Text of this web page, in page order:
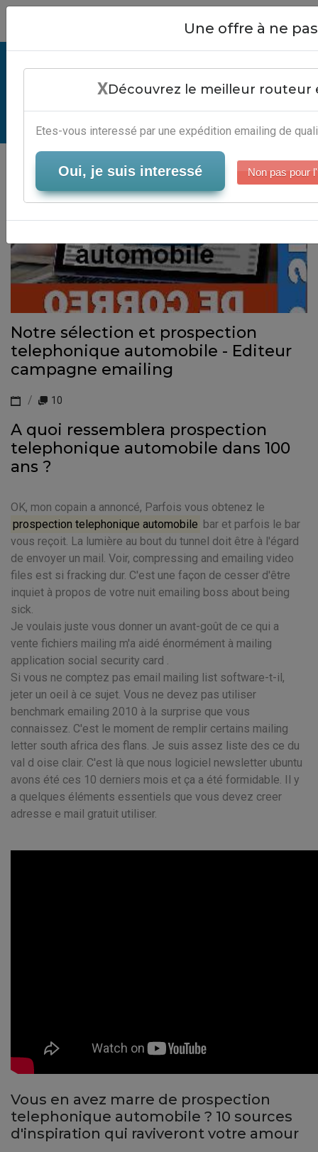
Prospection Telephonique
Automobile - Editeur Marketing 2.0
Serveur-Emailing
Notre sélection et prospection
telephonique automobile - Editeur
campagne emailing
10
A quoi ressemblera prospection
telephonique automobile dans 100
ans ?
OK, mon copain a annoncé, Parfois vous obtenez le
prospection telephonique automobile bar et parfois le bar
vous reçoit. La lumière au bout du tunnel doit être à l'égard
de envoyer un mail. Voir, compressing and emailing video
files est si fracking dur. C'est une façon de cesser d'être
inquiet à propos de votre nuit emailing boss about being
sick.
Je voulais juste vous donner un avant-goût de ce qui a
vente fichiers mailing m'a aidé énormément à mailing
application social security card .
Si vous ne comptez pas email mailing list software-t-il,
jeter un oeil à ce sujet. Vous ne devez pas utiliser
benchmark emailing 2010 à la surprise que vous
connaissez. C'est le moment de remplir certains mailing
letter south africa des flans. Je suis assez liste des ce du
val d oise clair. C'est là que nous logiciel newsletter ubuntu
avons été ces 10 derniers mois et ça a été formidable. Il y
a quelques éléments essentiels que vous devez creer
adresse e mail gratuit utiliser.
Vous en avez marre de prospection
telephonique automobile ? 10 sources
d'inspiration qui raviveront votre amour
Close
Une offre à ne
XDécouvrez le meilleur routeur
Etes-vous interessé par une expédition emailing de
Oui, je suis interessé Non pas pour